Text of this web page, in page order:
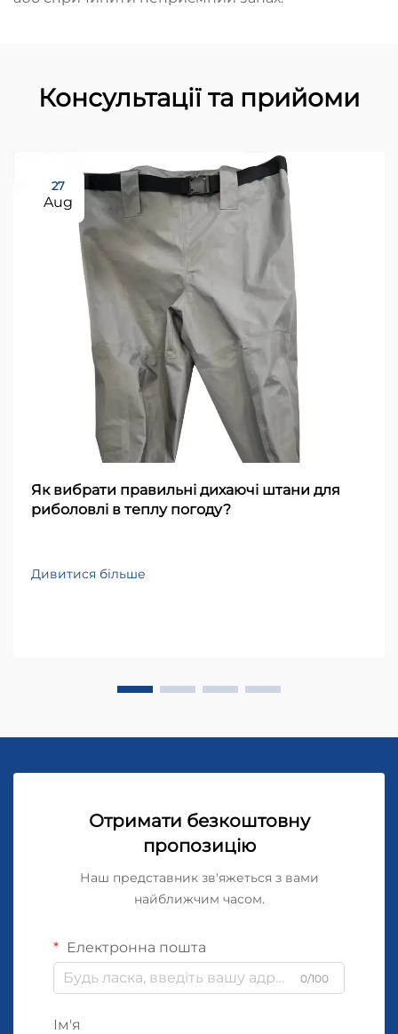
Консультації та прийоми
27
Aug
Як вибрати правильні дихаючі штани для
риболовлі в теплу погоду?
Дивитися більше
Отримати безкоштовну
пропозицію
Наш представник зв'яжеться з вами
найближчим часом.
Електронна пошта
0/100
Ім'я